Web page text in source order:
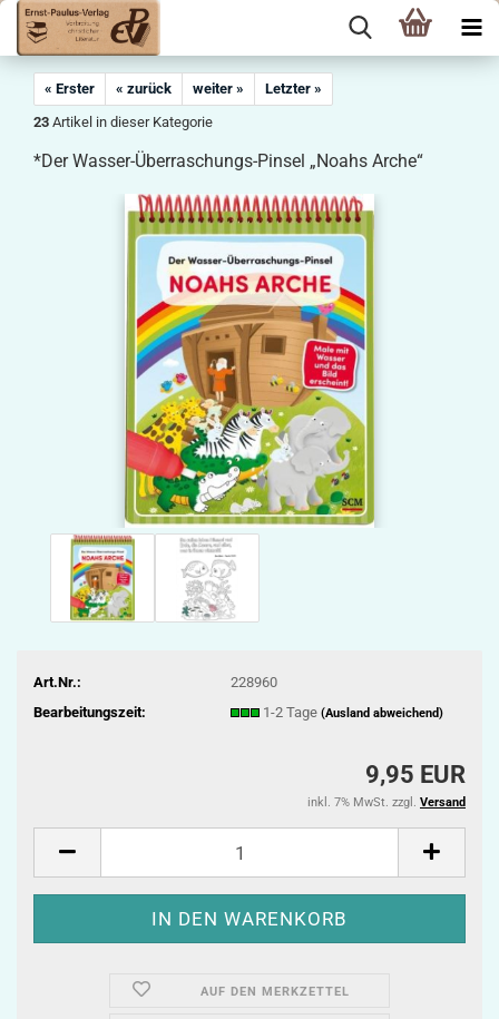
« Erster « zurück weiter »
Letzter »
23 Artikel in dieser Kategorie
*Der Wasser-Überraschungs-Pinsel „Noahs Arche“
Art.Nr.:
228960
Bearbeitungszeit:
1-2 Tage (Ausland abweichend)
9,95 EUR
inkl. 7% MwSt. zzgl. Versand
AUF DEN MERKZETTEL